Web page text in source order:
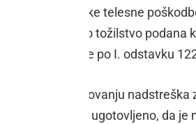
zadobila lahke telesne
Okrožno državno tožilstvo
poškodbe po I. odstavku
o poškodovanju
obvestil je bilo ugotovljeno, da